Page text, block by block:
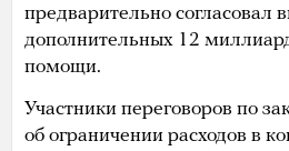
предварительно согласовал
дополнительных 12
помощи.
Участники переговоров по
об ограничении расходов в